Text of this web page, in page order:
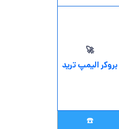
🚀
بروکر الیمپ ترید
☎️